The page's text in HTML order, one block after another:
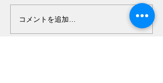
コメントを追加…